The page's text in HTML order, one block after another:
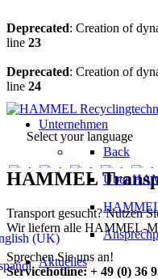
Deprecated: Creation of
line 23
Deprecated: Creation of
line 24
Unternehmen
Back
Über
Aktuelles
Select your language
(UK)
HAMMEL
Transport gesucht? Nutzen
Wir liefern alle HAMMEL-
Sprechen Sie uns an!
Servicehotline: + 49 (0) 36